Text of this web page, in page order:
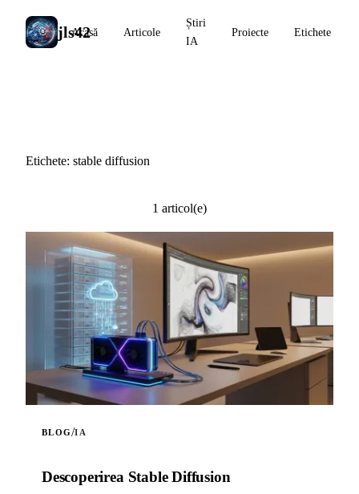
jls42
Acasă Articole
Știri
IA
Proiecte Etichete
Etichete: stable diffusion
1 articol(e)
BLOG/IA
Descoperirea Stable Diffusion